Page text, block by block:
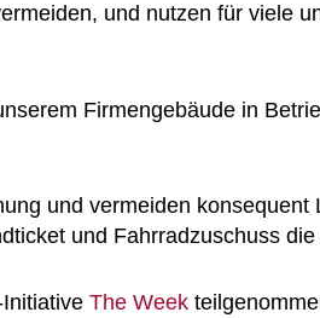
und nutzen für viele
Firmengebäude in
und vermeiden
und Fahrradzuschuss
The Week